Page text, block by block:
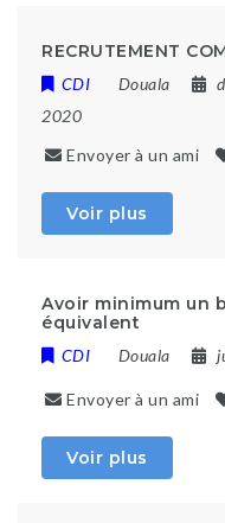
RECRUTEMENT
CDI Douala
2020
Envoyer à un ami
Voir plus
Avoir minimum un
équivalent
CDI Douala
Envoyer à un ami
Voir plus